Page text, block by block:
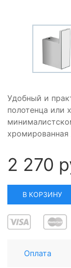
Удобный и
полотенца или
хромированная
2 270
В КОРЗИНУ
Оплата